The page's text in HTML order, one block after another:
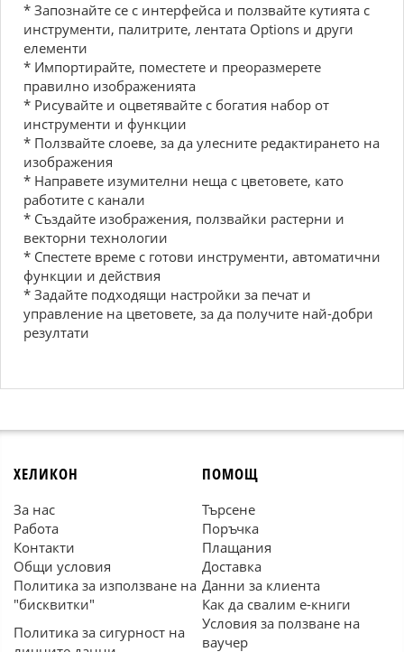
* Запознайте се с интерфейса и ползвайте кутията с
инструменти, палитрите, лентата Options и други
елементи
* Импортирайте, поместете и преоразмерете
правилно изображенията
* Рисувайте и оцветявайте с богатия набор от
инструменти и функции
* Ползвайте слоеве, за да улесните редактирането на
изображения
* Направете изумителни неща с цветовете, като
работите с канали
* Създайте изображения, ползвайки растерни и
векторни технологии
* Спестете време с готови инструменти, автоматични
функции и действия
* Задайте подходящи настройки за печат и
управление на цветовете, за да получите най-добри
резултати
ХЕЛИКОН
За нас
Работа
Контакти
Общи условия
Политика за използване на
"бисквитки"
Политика за сигурност на
ПОМОЩ
Търсене
Поръчка
Плащания
Доставка
Данни за клиента
Как да свалим е-книги
Условия за ползване на
ваучер